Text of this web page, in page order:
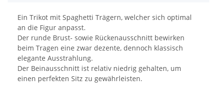
Ein Trikot mit Spaghetti Trägern, welcher sich optimal
an die Figur anpasst.
Der runde Brust- sowie Rückenausschnitt bewirken
beim Tragen eine zwar dezente, dennoch klassisch
elegante Ausstrahlung.
Der Beinausschnitt ist relativ niedrig gehalten, um
einen perfekten Sitz zu gewährleisten.